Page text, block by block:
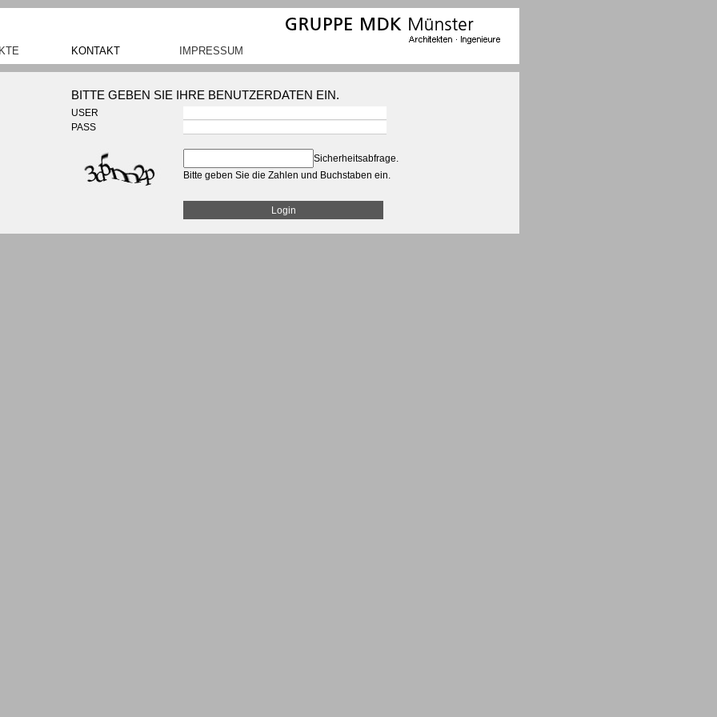
BITTE GEBEN SIE IHRE BENUTZERDATEN EIN.
USER
PASS
Sicherheitsabfrage.
Bitte geben Sie die Zahlen und Buchstaben ein.
Bauten
KONTAKT
Kontakt
Datenzugriff
IMPRESSUM
Impressum
Datenschutzerklärung